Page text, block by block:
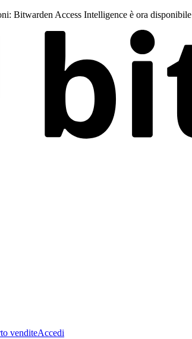
Bitwarden Access Intelligence è ora disponibile
venditeAccedi